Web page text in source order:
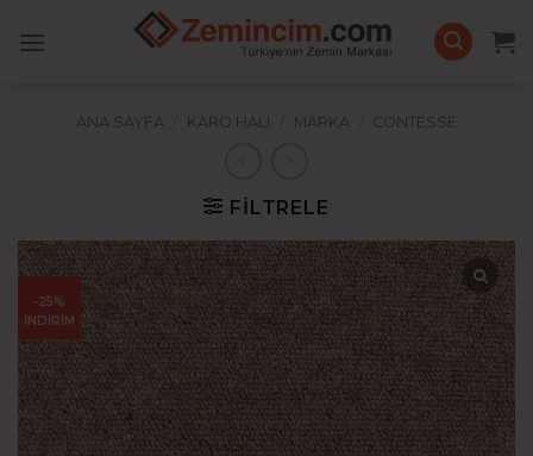
atla
ANA SAYFA KARO HALI MARKA CONTESSE
FILTRELE
-25%
İNDİRİM